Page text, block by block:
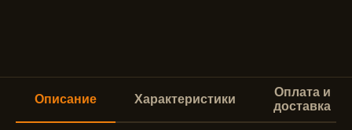
Описание Характеристики
Оплата и
доставка